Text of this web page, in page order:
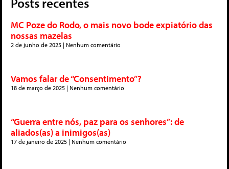
MC Poze do Rodo, o mais novo bode expiatório das
nossas mazelas
2 de junho de 2025 Nenhum comentário
Vamos falar de “Consentimento”?
18 de março de 2025 Nenhum comentário
“Guerra entre nós, paz para os senhores”: de
aliados(as) a inimigos(as)
17 de janeiro de 2025 Nenhum comentário